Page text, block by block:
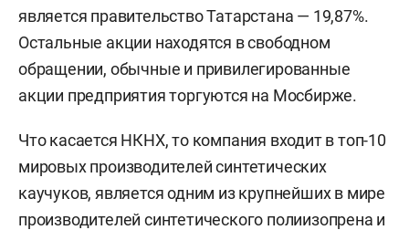
является правительство Татарстана — 19,87%.
Остальные акции находятся в свободном
обращении, обычные и привилегированные
акции предприятия торгуются на Мосбирже.
Что касается НКНХ, то компания входит в топ-10
мировых производителей синтетических
каучуков, является одним из крупнейших в мире
производителей синтетического полиизопрена и